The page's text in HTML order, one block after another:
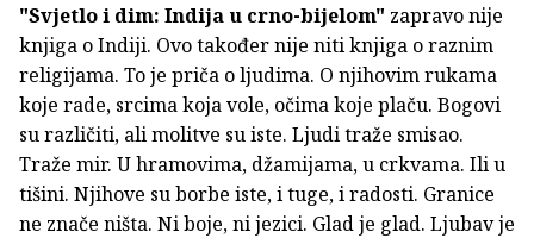
"Svjetlo i dim: Indija u crno-bijelom" zapravo nije
knjiga o Indiji. Ovo također nije niti knjiga o raznim
religijama. To je priča o ljudima. O njihovim rukama
koje rade, srcima koja vole, očima koje plaču. Bogovi
su različiti, ali molitve su iste. Ljudi traže smisao.
Traže mir. U hramovima, džamijama, u crkvama. Ili u
tišini. Njihove su borbe iste, i tuge, i radosti. Granice
ne znače ništa. Ni boje, ni jezici. Glad je glad. Ljubav je